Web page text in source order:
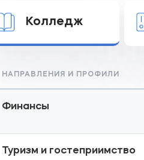
Колледж
НАПРАВЛЕНИЯ И ПРОФИЛИ
Финансы
Туризм и гостеприимство